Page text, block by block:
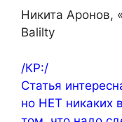
Никита Аронов,
Balilty
/КР:/
Статья
но НЕТ никаких